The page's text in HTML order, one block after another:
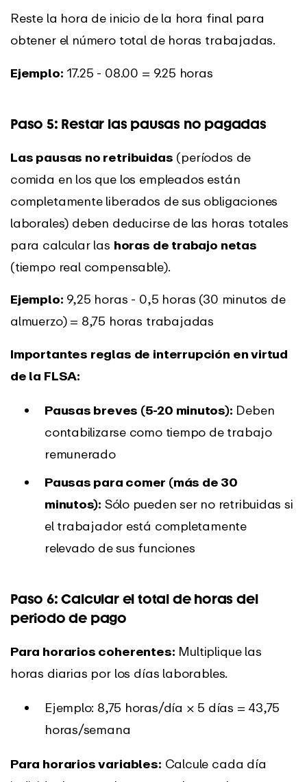
Reste la hora de inicio de la hora final para
obtener el número total de horas trabajadas.
Ejemplo: 17.25 - 08.00 = 9.25 horas
Paso 5: Restar las pausas no pagadas
Las pausas no retribuidas (períodos de
comida en los que los empleados están
completamente liberados de sus obligaciones
laborales) deben deducirse de las horas totales
para calcular las horas de trabajo netas
(tiempo real compensable).
Ejemplo: 9,25 horas - 0,5 horas (30 minutos de
almuerzo) = 8,75 horas trabajadas
Importantes reglas de interrupción en virtud
de la FLSA:
Pausas breves (5-20 minutos): Deben
contabilizarse como tiempo de trabajo
remunerado
Pausas para comer (más de 30
minutos): Sólo pueden ser no retribuidas si
el trabajador está completamente
relevado de sus funciones
Paso 6: Calcular el total de horas del
periodo de pago
Para horarios coherentes: Multiplique las
horas diarias por los días laborables.
Ejemplo: 8,75 horas/día × 5 días = 43,75
horas/semana
Para horarios variables: Calcule cada día